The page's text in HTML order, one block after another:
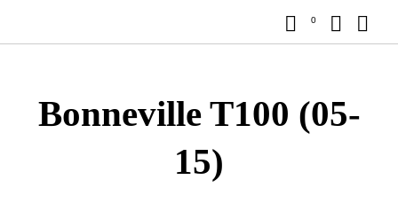
0
Bonneville T100 (05-
15)